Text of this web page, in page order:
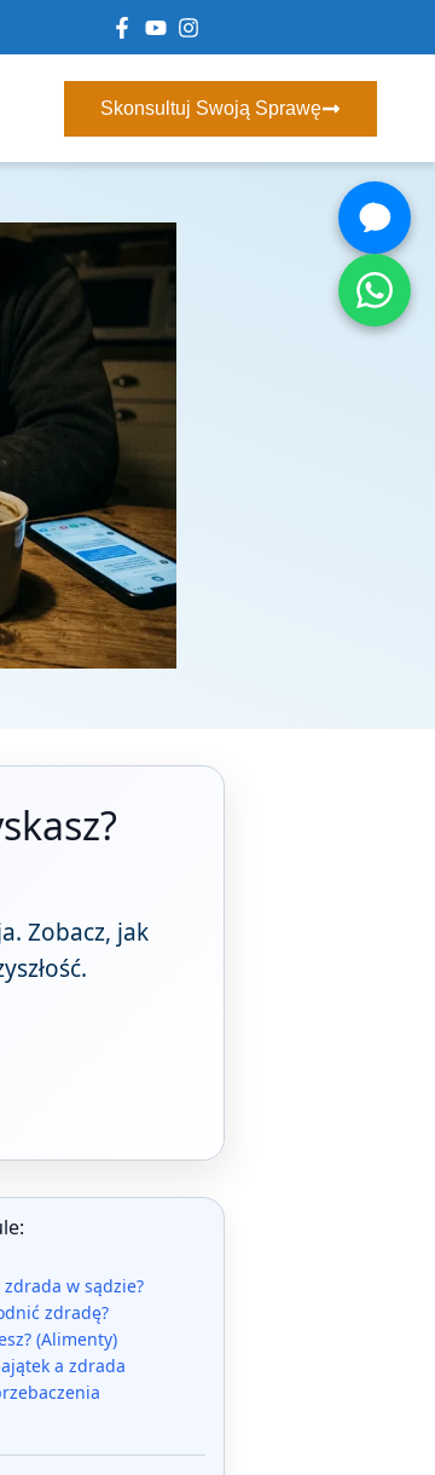
Skonsultuj Swoją Sprawę
Zobacz, jak
zdrada w sądzie?
zdradę?
(Alimenty)
a zdrada